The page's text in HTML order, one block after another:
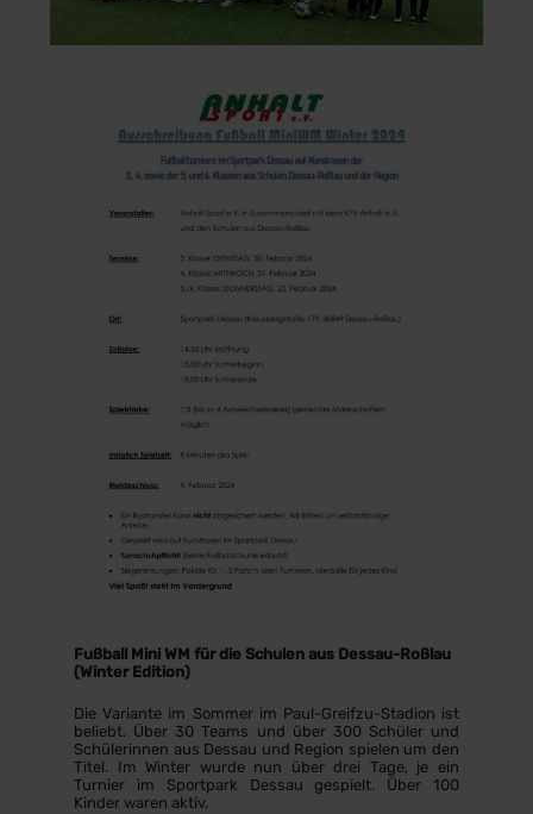
Fußball Mini WM für die Schulen aus Dessau-Roßlau
(Winter Edition)
Die Variante im Sommer im Paul-Greifzu-Stadion ist
beliebt. Über 30 Teams und über 300 Schüler und
Schülerinnen aus Dessau und Region spielen um den
Titel. Im Winter wurde nun über drei Tage, je ein
Turnier im Sportpark Dessau gespielt. Über 100
Kinder waren aktiv.